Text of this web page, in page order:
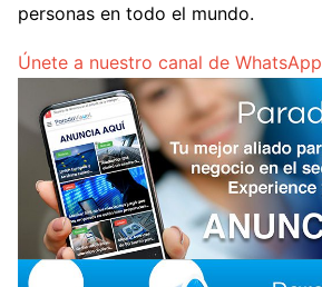
personas en todo el mundo.
Únete a nuestro canal de WhatsApp